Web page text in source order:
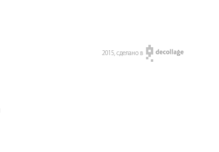
2015, сделано в